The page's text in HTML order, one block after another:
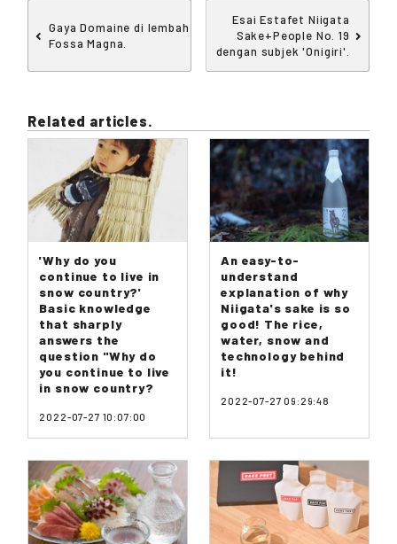
Gaya Domaine di lembah
Fossa Magna.
Esai Estafet Niigata
Sake+People No. 19
dengan subjek 'Onigiri'.
Related articles.
'Why do you
continue to live in
snow country?'
Basic knowledge
that sharply
answers the
question "Why do
you continue to live
in snow country?
2022-07-27 10:07:00
An easy-to-
understand
explanation of why
Niigata's sake is so
good! The rice,
water, snow and
technology behind
it!
2022-07-27 09:29:48